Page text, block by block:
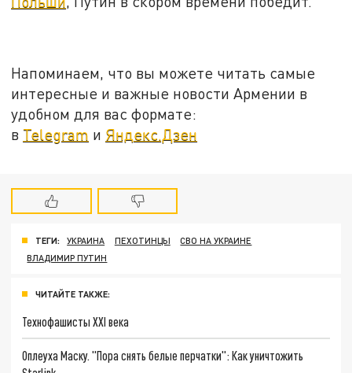
Напоминаем, что вы можете читать самые
интересные и важные новости Армении в
удобном для вас формате:
в Telegram и Яндекс.Дзен
ТЕГИ: УКРАИНА ПЕХОТИНЦЫ
СВО НА УКРАИНЕ
ВЛАДИМИР ПУТИН
ЧИТАЙТЕ ТАКЖЕ:
Технофашисты XXI века
Оплеуха Маску. "Пора снять белые перчатки": Как уничтожить